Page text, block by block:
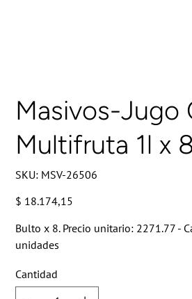
Masivos-Jugo
Multifruta 1l x 8
SKU: SKU
MSV-
MSV-26506
Precio
$ 18.174,15
Bulto x 8. Precio unitario: 2271.77 -
unidades
Cantidad